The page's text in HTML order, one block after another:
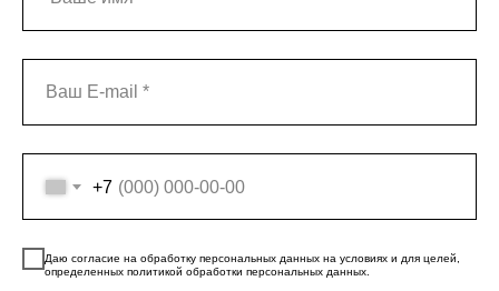
+7
Даю согласие на обработку персональных данных на условиях и для целей,
определенных политикой обработки персональных данных.